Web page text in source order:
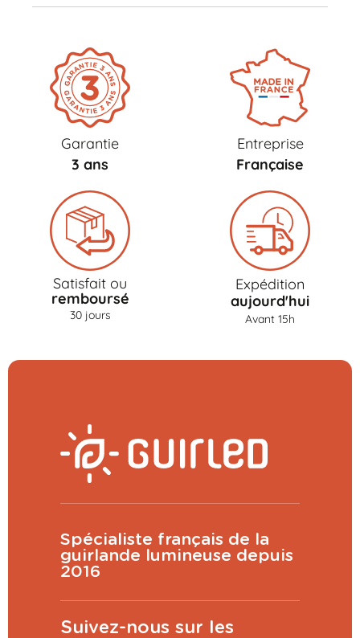
Garantie
3 ans
Entreprise
Française
Satisfait ou
remboursé
30 jours
Expédition
aujourd'hui
Avant 15h
Spécialiste français de la
guirlande lumineuse depuis
2016
Suivez-nous sur les